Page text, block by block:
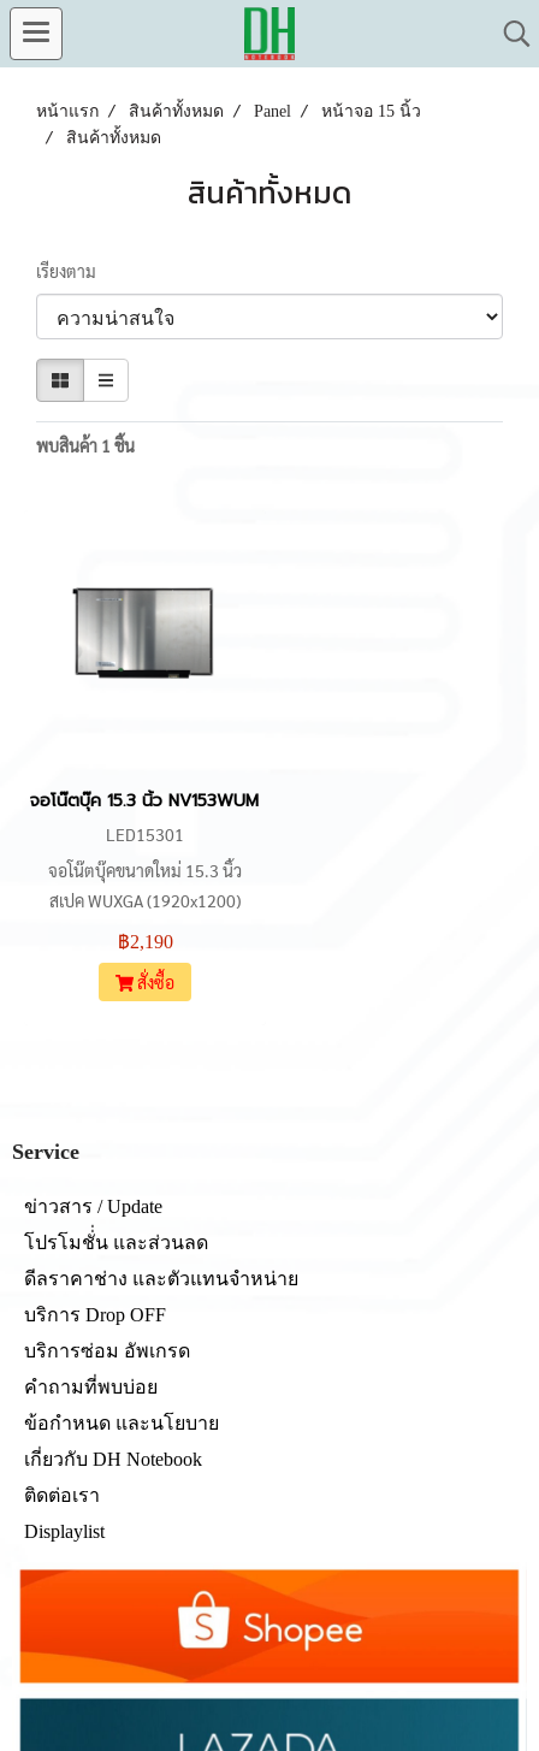
หน้าแรก สินค้าทั้งหมด Panel
หน้าจอ 15 นิ้ว
สินค้าทั้งหมด
สินค้าทั้งหมด
เรียงตาม
พบสินค้า 1 ชิ้น
จอโน๊ตบุ๊ค 15.3 นิ้ว NV153WUM-N41 IPS WUXGA 1920x1200 30
LED15301
จอโน๊ตบุ๊คขนาดใหม่ 15.3 นิ้ว
สเปค WUXGA (1920x1200)
อัตราส่วน 16:10 พาเนล IPS เกรด
คุณภาพ สีสดมุมมองกว้าง ขั้วต่อ
แบบ 30 พิน eDP อยู่ตำแหน่งขวา
15IRH10, Slim 3 15IRH10R และ
จอและตำแหน่งพินตรงกัน งาน
เนี๊ยบ ใส่แทนได้เป๊ะตามสเปค
฿2,190
สั่งซื้อ
Service
ข่าวสาร / Update
โปรโมชั่่น และส่วนลด
ดีลราคาช่าง และตัวแทนจำหน่าย
บริการ Drop OFF
บริการซ่อม อัพเกรด
คำถามที่พบบ่อย
ข้อกำหนด และนโยบาย
เกี่ยวกับ DH Notebook
ติดต่อเรา
Displaylist